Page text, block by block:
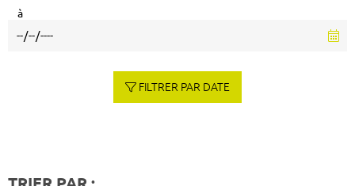
à
FILTRER PAR DATE